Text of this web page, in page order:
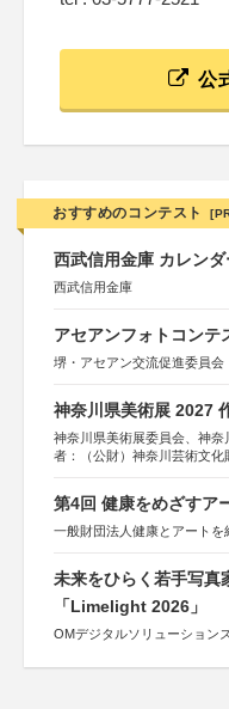
公
おすすめのコンテスト
西武信用金庫 カレン
西武信用金庫
アセアンフォトコンテ
堺・アセアン交流促進委員会
神奈川県美術展 2027
神奈川県美術展委員会、神
者：（公財）神奈川芸術文化
第4回 健康をめざすア
一般財団法人健康とアートを
未来をひらく若手写真
「Limelight 2026」
OMデジタルソリューション